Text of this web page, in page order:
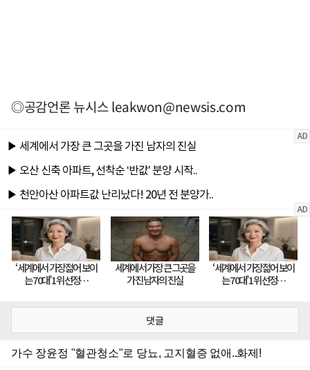
◎공감언론 뉴시스leakwon@newsis.com
댓글